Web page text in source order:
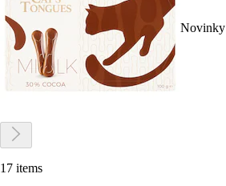
Novinky
17 items